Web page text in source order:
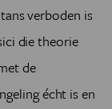
verboden is
die theorie
de
écht is en